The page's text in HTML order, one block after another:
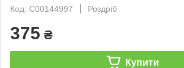
Код: C00144997
Роздріб
375 ₴
Купити